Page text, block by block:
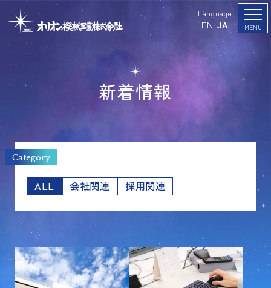
Language
EN JA
新着情報
Category
ALL 会社関連 採用関連